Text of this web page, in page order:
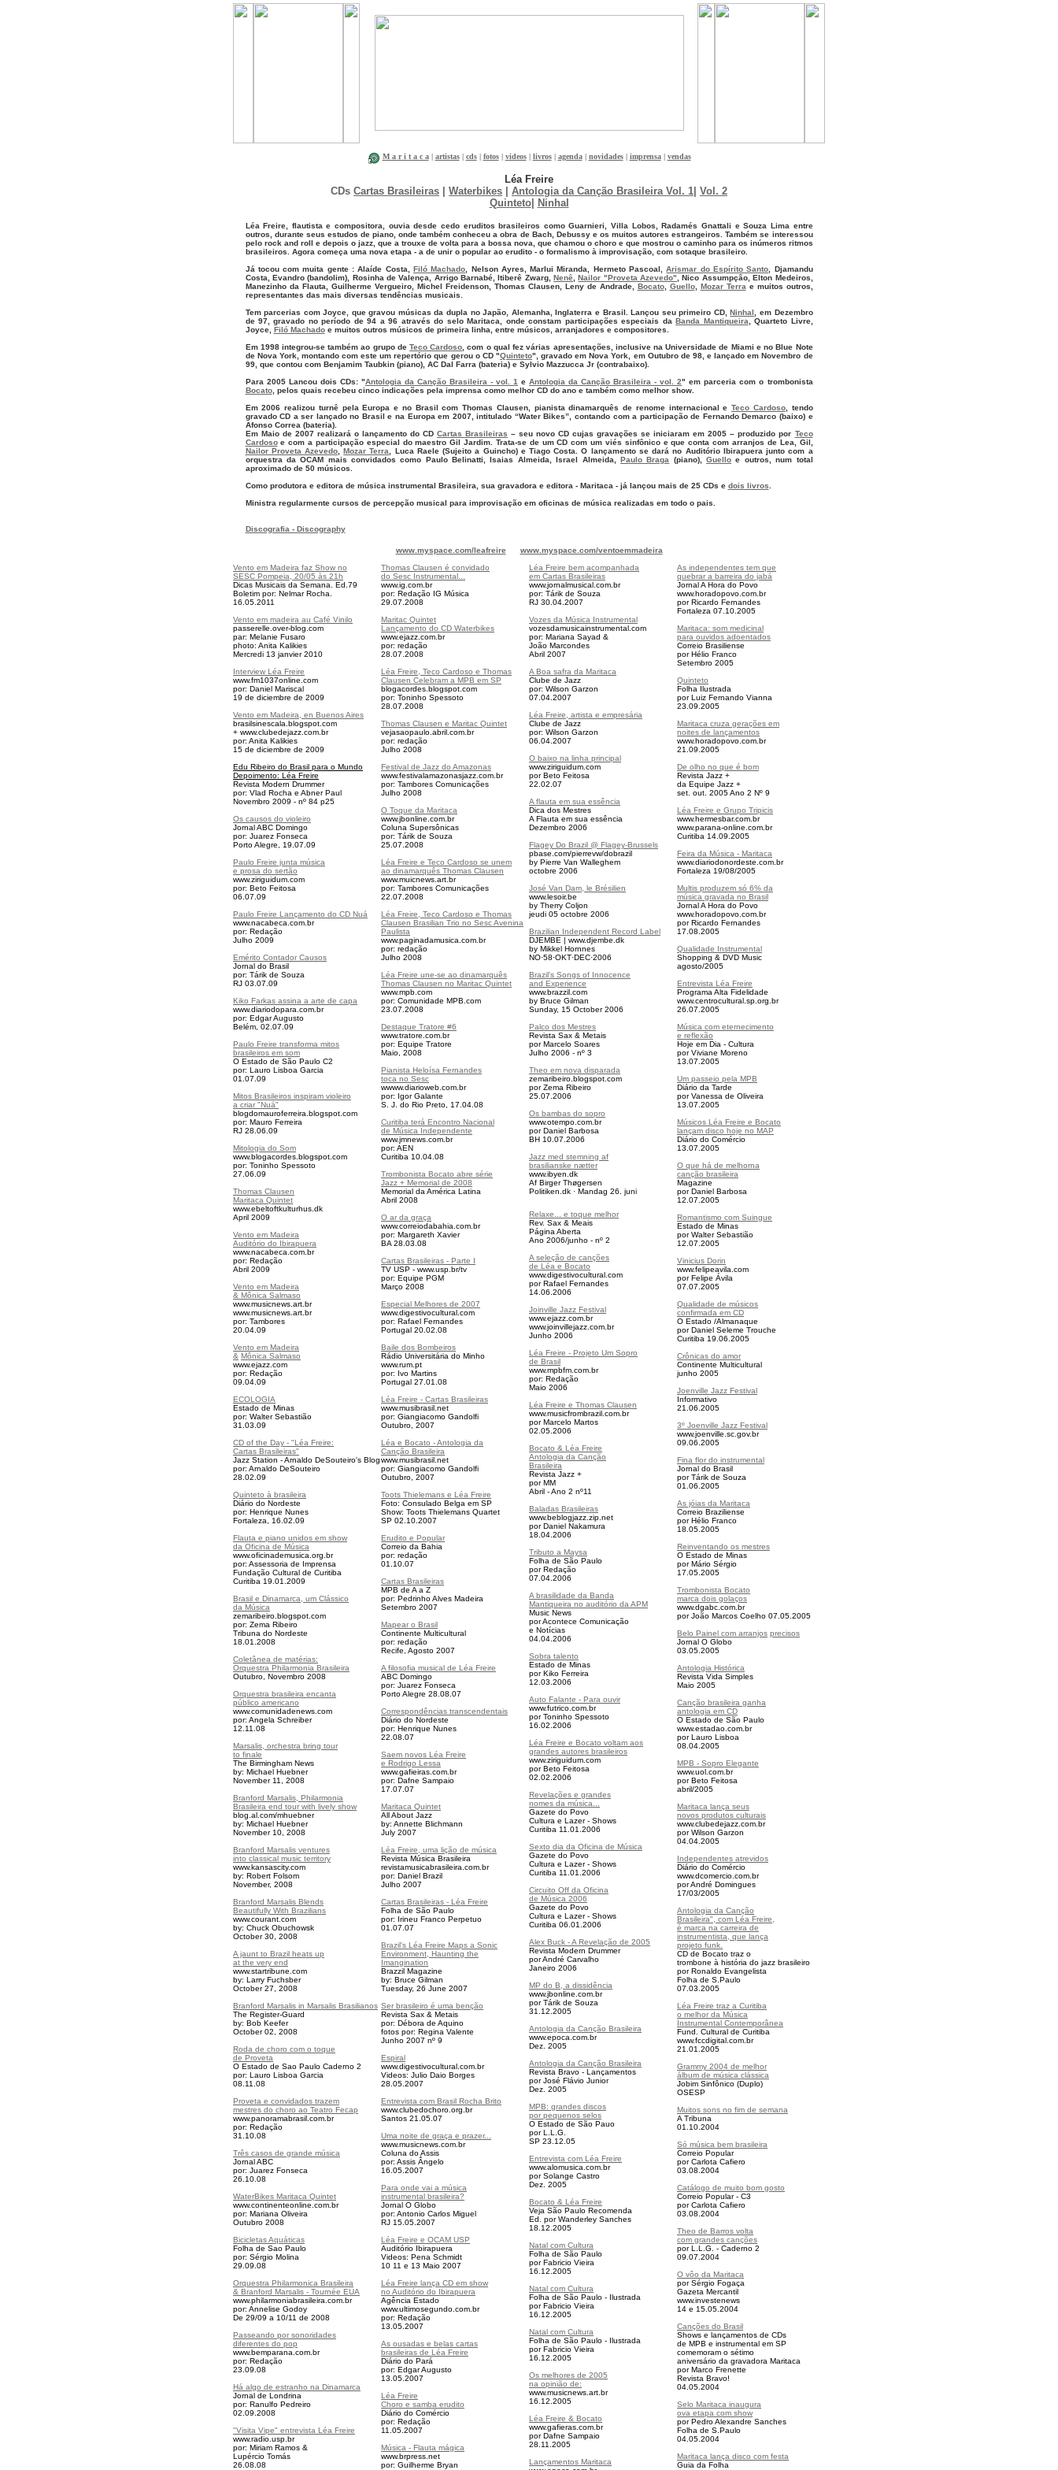
M a r i t a c a| artistas| cds| fotos| videos | livros| agenda| novidades| imprensa | vendas
Léa Freire
CDs Cartas Brasileiras Waterbikes Antologia da Canção Brasileira Vol. 1 Vol. 2
Quinteto| Ninhal
Léa Freire, flautista e compositora, ouvia desde cedo eruditos brasileiros como Guarnieri, Villa Lobos, Radamés Gnattali e Souza Lima entre
outros, durante seus estudos de piano, onde também conheceu a obra de Bach, Debussy e os muitos autores estrangeiros. Também se interessou
pelo rock and roll e depois o jazz, que a trouxe de volta para a bossa nova, que chamou o choro e que mostrou o caminho para os inúmeros ritmos
brasileiros. Agora começa uma nova etapa - a de unir o popular ao erudito - o formalismo à improvisação, com sotaque brasileiro.
Já tocou com muita gente : Alaíde Costa, Filó Machado , Nelson Ayres, Marlui Miranda, Hermeto Pascoal,Arismar do Espírito Santo , Djamandu
Costa, Evandro (bandolim), Rosinha de Valença, Arrigo Barnabé, Itiberê Zwarg,Nenê ,Nailor "Proveta Azevedo"
, Nico Assumpçâo, Elton Medeiros,
Manezinho da Flauta, Guilherme Vergueiro, Michel Freidenson, Thomas Clausen, Leny de Andrade, Bocato, Guello, Mozar Terra e muitos outros,
representantes das mais diversas tendências musicais.
Tem parcerias com Joyce, que gravou músicas da dupla no Japão, Alemanha, Inglaterra e Brasil. Lançou seu primeiro CD,Ninhal
, em Dezembro
de 97, gravado no período de 94 a 96 através do selo Maritaca, onde constam participações especiais daBanda Mantiqueira , Quarteto Livre,
Joyce, Filó Machadoe muitos outros músicos de primeira linha, entre músicos, arranjadores e compositores.
Em 1998 integrou-se também ao grupo deTeco Cardoso , com o qual fez várias apresentações, inclusive na Universidade de Miami e no Blue Note
de Nova York, montando com este um repertório que gerou o CD "Quinteto", gravado em Nova York, em Outubro de 98, e lançado em Novembro de
99, que contou com Benjamim Taubkin (piano), AC Dal Farra (bateria) e Sylvio Mazzucca Jr (contrabaixo).
Para 2005 Lancou dois CDs: "Antologia da Canção Brasileira - vol. 1 eAntologia da Canção Brasileira - vol. 2" em parceria com o trombonista
Bocato, pelos quais recebeu cinco indicações pela imprensa como melhor CD do ano e também como melhor show.
Em 2006 realizou turnê pela Europa e no Brasil com Thomas Clausen, pianista dinamarquês de renome internacional e Teco Cardoso, tendo
gravado CD a ser lançado no Brasil e na Europa em 2007, intitulado “Water Bikes”, contando com a participação de Fernando Demarco (baixo) e
Afonso Correa (bateria).
Em Maio de 2007 realizará o lançamento do CD Cartas Brasileiras – seu novo CD cujas gravações se iniciaram em 2005 – produzido por Teco
Cardosoe com a participação especial do maestro Gil Jardim. Trata-se de um CD com um viés sinfônico e que conta com arranjos de Lea, Gil,
Nailor Proveta Azevedo,Mozar Terra
, Luca Raele (Sujeito a Guincho) e Tiago Costa. O lançamento se dará no Auditório Ibirapuera junto com a
orquestra da OCAM mais convidados como Paulo Belinatti, Isaias Almeida, Israel Almeida, Paulo Braga (piano),Guello e outros, num total
aproximado de 50 músicos.
Como produtora e editora de música instrumental Brasileira, sua gravadora e editora - Maritaca - já lançou mais de 25 CDs e dois livros
Ministra regularmente cursos de percepção musical para improvisação em oficinas de música realizadas em todo o pais.
Discografia - Discography
www.myspace.com/leafreire
www.myspace.com/ventoemmadeira
Vento em Madeira faz Show no
SESC Pompeia, 20/05 às 21h
Dicas Musicais da Semana. Ed.79
Boletim por: Nelmar Rocha.
16.05.2011
Vento em madeira au Café Vinilo
passerelle.over-blog.com
par: Melanie Fusaro
photo: Anita Kalikies
Mercredi 13 janvier 2010
Interview Léa Freire
www.fm1037online.com
por: Daniel Mariscal
19 de diciembre de 2009
Vento em Madeira, en Buenos Aires
brasilsinescala.blogspot.com
+ www.clubedejazz.com.br
por: Anita Kalikies
15 de diciembre de 2009
Edu Ribeiro do Brasil para o Mundo
Depoimento: Léa Freire
Revista Modern Drummer
por: Vlad Rocha e Abner Paul
Novembro 2009 - nº 84 p25
Os causos do violeiro
Jornal ABC Domingo
por: Juarez Fonseca
Porto Alegre, 19.07.09
Paulo Freire junta música
e prosa do sertão
www.ziriguidum.com
por: Beto Feitosa
06.07.09
Paulo Freire Lançamento do CD Nuá
www.nacabeca.com.br
por: Redação
Julho 2009
Emérito Contador Causos
Jornal do Brasil
por: Tárik de Souza
RJ 03.07.09
Kiko Farkas assina a arte de capa
www.diariodopara.com.br
por: Edgar Augusto
Belém, 02.07.09
Paulo Freire transforma mitos
brasileiros em som
O Estado de São Paulo C2
por: Lauro Lisboa Garcia
01.07.09
Mitos Brasileiros inspiram violeiro
a criar "Nuá"
blogdomauroferreira.blogspot.com
por: Mauro Ferreira
RJ 28.06.09
Mitologia do Som
www.blogacordes.blogspot.com
por: Toninho Spessoto
27.06.09
Thomas Clausen
Maritaca Quintet
www.ebeltoftkulturhus.dk
April 2009
Vento em Madeira
Auditório do Ibirapuera
www.nacabeca.com.br
por: Redação
Abril 2009
Vento em Madeira
& Mônica Salmaso
www.musicnews.art.br
www.musicnews.art.br
por: Tambores
20.04.09
Vento em Madeira
& Mônica Salmaso
www.ejazz.com
por: Redação
09.04.09
ECOLOGIA
Estado de Minas
por: Walter Sebastião
31.03.09
CD of the Day - "Léa Freire:
Cartas Brasileiras"
Jazz Station - Arnaldo DeSouteiro's Blog
por: Arnaldo DeSouteiro
28.02.09
Quinteto à brasileira
Diário do Nordeste
por: Henrique Nunes
Fortaleza, 16.02.09
Flauta e piano unidos em show
da Oficina de Música
www.oficinademusica.org.br
por: Assessoria de Imprensa
Fundação Cultural de Curitiba
Curitiba 19.01.2009
Brasil e Dinamarca, um Clássico
da Música
zemaribeiro.blogspot.com
por: Zema Ribeiro
Tribuna do Nordeste
18.01.2008
Coletânea de matérias:
Orquestra Philarmonia Brasileira
Outubro, Novembro 2008
Orquestra brasileira encanta
público americano
www.comunidadenews.com
por: Angela Schreiber
12.11.08
Marsalis, orchestra bring tour
to finale
The Birmingham News
by: Michael Huebner
November 11, 2008
Branford Marsalis, Philarmonia
Brasileira end tour with lively show
blog.al.com/mhuebner
by: Michael Huebner
November 10, 2008
Branford Marsalis ventures
into classical music territory
www.kansascity.com
by: Robert Folsom
November, 2008
Branford Marsalis Blends
Beautifully With Brazilians
www.courant.com
by: Chuck Obuchowsk
October 30, 2008
A jaunt to Brazil heats up
at the very end
www.startribune.com
by: Larry Fuchsber
October 27, 2008
Branford Marsalis in Marsalis Brasilianos
The Register-Guard
by: Bob Keefer
October 02, 2008
Roda de choro com o toque
de Proveta
O Estado de Sao Paulo Caderno 2
por: Lauro Lisboa Garcia
08.11.08
Proveta e convidados trazem
mestres do choro ao Teatro Fecap
www.panoramabrasil.com.br
por: Redação
31.10.08
Três casos de grande música
Jornal ABC
por: Juarez Fonseca
26.10.08
WaterBikes Maritaca Quintet
www.continenteonline.com.br
por: Mariana Oliveira
Outubro 2008
Bicicletas Aquáticas
Folha de Sao Paulo
por: Sérgio Molina
29.09.08
Orquestra Philarmonica Brasileira
& Branford Marsalis - Tournée EUA
www.philarmoniabrasileira.com.br
por: Annelise Godoy
De 29/09 a 10/11 de 2008
Passeando por sonoridades
diferentes do pop
www.bemparana.com.br
por: Redação
23.09.08
Há algo de estranho na Dinamarca
Jornal de Londrina
por: Ranulfo Pedreiro
02.09.2008
"Visita Vipe" entrevista Léa Freire
www.radio.usp.br
por: Miriam Ramos &
Lupércio Tomás
26.08.08
Thomas Clausen é convidado
do Sesc Instrumental...
www.ig.com.br
por: Redação IG Música
29.07.2008
Maritac Quintet
Lançamento do CD Waterbikes
www.ejazz.com.br
por: redação
28.07.2008
Léa Freire, Teco Cardoso e Thomas
Clausen Celebram a MPB em SP
blogacordes.blogspot.com
por: Toninho Spessoto
28.07.2008
Thomas Clausen e Maritac Quintet
vejasaopaulo.abril.com.br
por: redação
Julho 2008
Festival de Jazz do Amazonas
www.festivalamazonasjazz.com.br
por: Tambores Comunicações
Julho 2008
O Toque da Maritaca
www.jbonline.com.br
Coluna Supersônicas
por: Tárik de Souza
25.07.2008
Léa Freire e Teco Cardoso se unem
ao dinamarquês Thomas Clausen
www.muicnews.art.br
por: Tambores Comunicações
22.07.2008
Léa Freire, Teco Cardoso e Thomas
Clausen Brasilian Trio no Sesc Avenina
Paulista
www.paginadamusica.com.br
por: redação
Julho 2008
Léa Freire une-se ao dinamarquês
Thomas Clausen no Maritac Quintet
www.mpb.com
por: Comunidade MPB.com
23.07.2008
Destaque Tratore #6
www.tratore.com.br
por: Equipe Tratore
Maio, 2008
Pianista Heloísa Fernandes
toca no Sesc
wwww.diarioweb.com.br
por: Igor Galante
S. J. do Rio Preto, 17.04.08
Curitiba terá Encontro Nacional
de Música Independente
www.jmnews.com.br
por: AEN
Curitiba 10.04.08
Trombonista Bocato abre série
Jazz + Memorial de 2008
Memorial da América Latina
Abril 2008
O ar da graça
www.correiodabahia.com.br
por: Margareth Xavier
BA 28.03.08
Cartas Brasileiras - Parte I
TV USP - www.usp.br/tv
por: Equipe PGM
Março 2008
Especial Melhores de 2007
www.digestivocultural.com
por: Rafael Fernandes
Portugal 20.02.08
Baile dos Bombeiros
Rádio Universitária do Minho
www.rum.pt
por: Ivo Martins
Portugal 27.01.08
Léa Freire - Cartas Brasileiras
www.musibrasil.net
por: Giangiacomo Gandolfi
Outubro, 2007
Léa e Bocato - Antologia da
Canção Brasileira
www.musibrasil.net
por: Giangiacomo Gandolfi
Outubro, 2007
Toots Thielemans e Léa Freire
Foto: Consulado Belga em SP
Show: Toots Thielemans Quartet
SP 02.10.2007
Erudito e Popular
Correio da Bahia
por: redação
01.10.07
Cartas Brasileiras
MPB de A a Z
por: Pedrinho Alves Madeira
Setembro 2007
Mapear o Brasil
Continente Multicultural
por: redação
Recife, Agosto 2007
A filosofia musical de Léa Freire
ABC Domingo
por: Juarez Fonseca
Porto Alegre 28.08. 07
Correspondências transcendentais
Diário do Nordeste
por: Henrique Nunes
22.08. 07
Saem novos Léa Freire
e Rodrigo Lessa
www.gafieiras.com.br
por: Dafne Sampaio
17.07. 07
Maritaca Quintet
All About Jazz
by: Annette Blichmann
July 2007
Léa Freire, uma lição de música
Revista Música Brasileira
revistamusicabrasileira.com.br
por: Daniel Brazil
Julho 2007
Cartas Brasileiras - Léa Freire
Folha de São Paulo
por: Irineu Franco Perpetuo
01.07.07
Brazil's Léa Freire Maps a Sonic
Environment, Haunting the
Imangination
Brazzil Magazine
by: Bruce Gilman
Tuesday, 26 June 2007
Ser brasileiro é uma benção
Revista Sax & Metais
por: Débora de Aquino
fotos por: Regina Valente
Junho 2007 nº 9
Espiral
www.digestivocultural.com.br
Videos: Julio Daio Borges
28.05.2007
Entrevista com Brasil Rocha Brito
www.clubedochoro.org.br
Santos 21.05.07
Uma noite de graça e prazer...
www.musicnews.com.br
Coluna do Assis
por: Assis Ângelo
16.05.2007
Para onde vai a música
instrumental brasileira?
Jornal O Globo
por: Antonio Carlos Miguel
RJ 15.05.2007
Léa Freire e OCAM USP
Auditório Ibirapuera
Videos: Pena Schmidt
10 11 e 13 Maio 2007
Léa Freire lança CD em show
no Auditório do Ibirapuera
Agência Estado
www.ultimosegundo.com.br
por: Redação
13.05.2007
As ousadas e belas cartas
brasileiras de Léa Freire
Diário do Pará
por: Edgar Augusto
13.05.2007
Léa Freire
Choro e samba erudito
Diário do Comércio
por: Redação
11.05.2007
Música - Flauta mágica
www.brpress.net
por: Guilherme Bryan
Léa Freire bem acompanhada
em Cartas Brasileiras
www.jornalmusical.com.br
por: Tárik de Souza
RJ 30 .04.2007
Vozes da Música Instrumental
vozesdamusicainstrumental.com
por: Mariana Sayad &
João Marcondes
Abril 2007
A Boa safra da Maritaca
Clube de Jazz
por: Wilson Garzon
07.04.2007
Léa Freire, artista e empresária
Clube de Jazz
por: Wilson Garzon
06.04.2007
O baixo na linha principal
www.ziriguidum.com
por Beto Feitosa
22.02.07
A flauta em sua essência
Dica dos Mestres
A Flauta em sua essência
Dezembro 2006
Flagey Do Brazil @ Flagey-Brussels
pbase.com/pierrevw/dobrazil
by Pierre Van Walleghem
octobre 2006
José Van Dam, le Brésilien
www.lesoir.be
by Therry Coljon
jeudi 05 octobre 2006
Brazilian Independent Record Label
DJEMBE | www.djembe.dk
by Mikkel Hornnes
NO·58·OKT·DEC·2006
Brazil's Songs of Innocence
and Experience
www.brazzil.com
by Bruce Gilman
Sunday, 15 October 2006
Palco dos Mestres
Revista Sax & Metais
por Marcelo Soares
Julho 2006 - nº 3
Theo em nova disparada
zemaribeiro.blogspot.com
por Zema Ribeiro
25.07.2006
Os bambas do sopro
www.otempo.com.br
por Daniel Barbosa
BH 10.07.2006
Jazz med stemning af
brasilianske nætter
www.ibyen.dk
Af Birger Thøgersen
Politiken.dk · Mandag 26. juni
Relaxe... e toque melhor
Rev. Sax & Meais
Página Aberta
Ano 2006/junho - nº 2
A seleção de canções
de Léa e Bocato
www.digestivocultural.com
por Rafael Fernandes
14.06.2006
Joinville Jazz Festival
www.ejazz.com.br
www.joinvillejazz.com.br
Junho 2006
Léa Freire - Projeto Um Sopro
de Brasil
www.mpbfm.com.br
por: Redação
Maio 2006
Léa Freire e Thomas Clausen
www.musicfrombrazil.com.br
por Marcelo Martos
02.05.2006
Bocato & Léa Freire
Antologia da Canção
Brasileira
Revista Jazz +
por MM
Abril - Ano 2 nº11
Baladas Brasileiras
www.beblogjazz.zip.net
por Daniel Nakamura
18.04.2006
Tributo a Maysa
Folha de São Paulo
por Redação
07.04.2006
A brasilidade da Banda
Mantiqueira no auditório da APM
Music News
por Acontece Comunicação
e Notícias
04.04.2006
Sobra talento
Estado de Minas
por Kiko Ferreira
12.03.2006
Auto Falante - Para ouvir
www.futrico.com.br
por Toninho Spessoto
16.02.2006
Léa Freire e Bocato voltam aos
grandes autores brasileiros
www.ziriguidum.com
por Beto Feitosa
02.02.2006
Revelações e grandes
nomes da música...
Gazete do Povo
Cultura e Lazer - Shows
Curitiba 11.01.2006
Sexto dia da Oficina de Música
Gazete do Povo
Cultura e Lazer - Shows
Curitiba 11.01.2006
Circuito Off da Oficina
de Música 2006
Gazete do Povo
Cultura e Lazer - Shows
Curitiba 06.01.2006
Alex Buck - A Revelação de 2005
Revista Modern Drummer
por André Carvalho
Janeiro 2006
MP do B, a dissidência
www.jbonline.com.br
por Tárik de Souza
31.12.2005
Antologia da Canção Brasileira
www.epoca.com.br
Dez. 2005
Antologia da Canção Brasileira
Revista Bravo - Lançamentos
por José Flávio Junior
Dez. 2005
MPB: grandes discos
por pequenos selos
O Estado de São Pauo
por L.L.G.
SP 23.12.05
Entrevista com Léa Freire
www.alomusica.com.br
por Solange Castro
Dez. 2005
Bocato & Léa Freire
Veja São Paulo Recomenda
Ed. por Wanderley Sanches
18.12.2005
Natal com Cultura
Folha de São Paulo
por Fabricio Vieira
16.12.2005
Natal com Cultura
Folha de São Paulo - Ilustrada
por Fabricio Vieira
16.12.2005
Natal com Cultura
Folha de São Paulo - Ilustrada
por Fabricio Vieira
16.12.2005
Os melhores de 2005
na opinião de:
www.musicnews.art.br
16.12.2005
Léa Freire & Bocato
www.gafieras.com.br
por Dafne Sampaio
28.11.2005
Lançamentos Maritaca
As independentes tem que
quebrar a barreira do jabá
Jornal A Hora do Povo
www.horadopovo.com.br
por Ricardo Fernandes
Fortaleza 07.10.2005
Maritaca: som medicinal
para ouvidos adoentados
Correio Brasiliense
por Hélio Franco
Setembro 2005
Quinteto
Folha Ilustrada
por Luiz Fernando Vianna
23.09.2005
Maritaca cruza gerações em
noites de lançamentos
www.horadopovo.com.br
21.09.2005
De olho no que é bom
Revista Jazz +
da Equipe Jazz +
set. out. 2005 Ano 2 Nº 9
Léa Freire e Grupo Tripicis
www.hermesbar.com.br
www.parana-online.com.br
Curitiba 14.09.2005
Feira da Música - Maritaca
www.diariodonordeste.com.br
Fortaleza 19/08/2005
Multis produzem só 6% da
música gravada no Brasil
Jornal A Hora do Povo
www.horadopovo.com.br
por Ricardo Fernandes
17.08.2005
Qualidade Instrumental
Shopping & DVD Music
agosto/2005
Entrevista Léa Freire
Programa Alta Fidelidade
www.centrocultural.sp.org.br
26.07.2005
Música com eternecimento
e reflexão
Hoje em Dia - Cultura
por Viviane Moreno
13.07.2005
Um passeio pela MPB
Diário da Tarde
por Vanessa de Oliveira
13.07.2005
Músicos Léa Freire e Bocato
lançam disco hoje no MAP
Diário do Comércio
13.07.2005
O que há de melhorna
canção brasileira
Magazine
por Daniel Barbosa
12.07.2005
Romantismo com Suingue
Estado de Minas
por Walter Sebastião
12.07.2005
Vinicius Dorin
www.felipeavila.com
por Felipe Ávila
07.07.2005
Qualidade de músicos
confirmada em CD
O Estado /Almanaque
por Daniel Seleme Trouche
Curitiba 19.06.2005
Crônicas do amor
Continente Multicultural
junho 2005
Joenville Jazz Festival
Informativo
21.06.2005
3º Joenville Jazz Festival
www.joenville.sc.gov.br
09.06.2005
Fina flor do instrumental
Jornal do Brasil
por Tárik de Souza
01.06.2005
As jóias da Maritaca
Correio Braziliense
por Hélio Franco
18.05.2005
Reinventando os mestres
O Estado de Minas
por Mário Sérgio
17.05.2005
Trombonista Bocato
marca dois golaços
www.dgabc.com.br
por João Marcos Coelho 07.05.2005
Belo Painel com arranjos precisos
Jornal O Globo
03.05.2005
Antologia Histórica
Revista Vida Simples
Maio 2005
Canção brasileira ganha
antologia em CD
O Estado de São Paulo
www.estadao.com.br
por Lauro Lisboa
08.04.2005
MPB - Sopro Elegante
www.uol.com.br
por Beto Feitosa
abril/2005
Maritaca lança seus
novos produtos culturais
www.clubedejazz.com.br
por Wilson Garzon
04.04.2005
Independentes atrevidos
Diário do Comércio
www.dcomercio.com.br
por André Domingues
17/03/2005
Antologia da Canção
Brasileira", com Léa Freire,
é marca na carreira de
instrumentista, que lança
projeto funk.
CD de Bocato traz o
trombone à história do jazz brasileiro
por Ronaldo Evangelista
Folha de S.Paulo
07.03.2005
Léa Freire traz a Curitiba
o melhor da Música
Instrumental Contemporânea
Fund. Cultural de Curitiba
www.fccdigital.com.br
21.01.2005
Grammy 2004 de melhor
álbum de música clássica
Jobim Sinfônico (Duplo)
OSESP
Muitos sons no fim de semana
A Tribuna
01.10.2004
Só música bem brasileira
Correio Popular
por Carlota Cafiero
03.08.2004
Catálogo de muito bom gosto
Correio Popular - C3
por Carlota Cafiero
03.08.2004
Theo de Barros volta
com grandes canções
por L.L.G. - Caderno 2
09.07.2004
O vôo da Maritaca
por Sérgio Fogaça
Gazeta Mercantil
www.investenews
14 e 15.05.2004
Canções do Brasil
Shows e lançamentos de CDs
de MPB e instrumental em SP
comemoram o sétimo
aniversário da gravadora Maritaca
por Marco Frenette
Revista Bravo!
04.05.2004
Selo Maritaca inaugura
ova etapa com show
por Pedro Alexandre Sanches
Folha de S.Paulo
04.05.2004
Maritaca lança disco com festa
Guia da Folha